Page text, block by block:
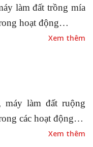
làm đất trồng mía
hoạt động…
Xem thêm
máy làm đất ruộng
các hoạt động…
Xem thêm